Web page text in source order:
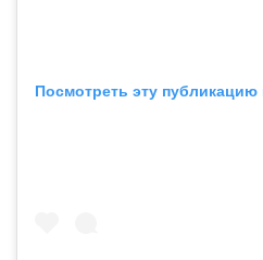
Посмотреть эту публикацию